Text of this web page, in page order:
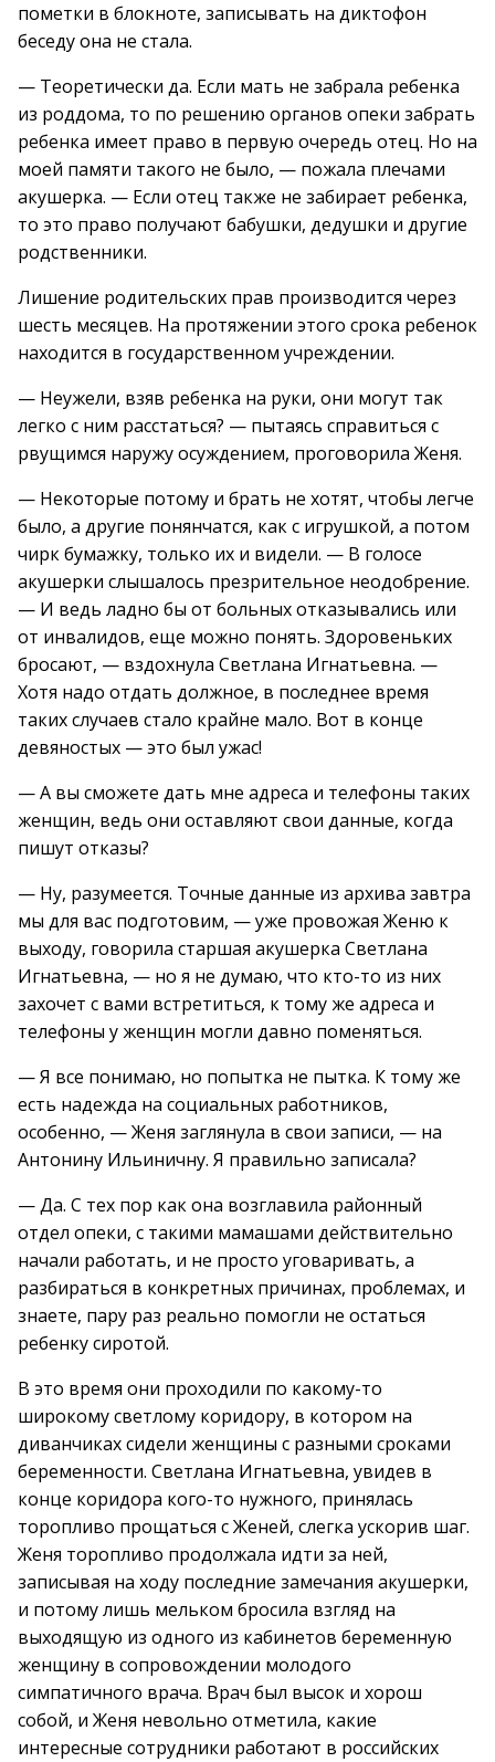
пометки в блокноте, записывать на диктофон
беседу она не стала.
— Теоретически да. Если мать не забрала ребенка
из роддома, то по решению органов опеки забрать
ребенка имеет право в первую очередь отец. Но на
моей памяти такого не было, — пожала плечами
акушерка. — Если отец также не забирает ребенка,
то это право получают бабушки, дедушки и другие
родственники.
Лишение родительских прав производится через
шесть месяцев. На протяжении этого срока ребенок
находится в государственном учреждении.
— Неужели, взяв ребенка на руки, они могут так
легко с ним расстаться? — пытаясь справиться с
рвущимся наружу осуждением, проговорила Женя.
— Некоторые потому и брать не хотят, чтобы легче
было, а другие понянчатся, как с игрушкой, а потом
чирк бумажку, только их и видели. — В голосе
акушерки слышалось презрительное неодобрение.
— И ведь ладно бы от больных отказывались или
от инвалидов, еще можно понять. Здоровеньких
бросают, — вздохнула Светлана Игнатьевна. —
Хотя надо отдать должное, в последнее время
таких случаев стало крайне мало. Вот в конце
девяностых — это был ужас!
— А вы сможете дать мне адреса и телефоны таких
женщин, ведь они оставляют свои данные, когда
пишут отказы?
— Ну, разумеется. Точные данные из архива завтра
мы для вас подготовим, — уже провожая Женю к
выходу, говорила старшая акушерка Светлана
Игнатьевна, — но я не думаю, что кто-то из них
захочет с вами встретиться, к тому же адреса и
телефоны у женщин могли давно поменяться.
— Я все понимаю, но попытка не пытка. К тому же
есть надежда на социальных работников,
особенно, — Женя заглянула в свои записи, — на
Антонину Ильиничну. Я правильно записала?
— Да. С тех пор как она возглавила районный
отдел опеки, с такими мамашами действительно
начали работать, и не просто уговаривать, а
разбираться в конкретных причинах, проблемах, и
знаете, пару раз реально помогли не остаться
ребенку сиротой.
В это время они проходили по какому-то
широкому светлому коридору, в котором на
диванчиках сидели женщины с разными сроками
беременности. Светлана Игнатьевна, увидев в
конце коридора кого-то нужного, принялась
торопливо прощаться с Женей, слегка ускорив шаг.
Женя торопливо продолжала идти за ней,
записывая на ходу последние замечания акушерки,
и потому лишь мельком бросила взгляд на
выходящую из одного из кабинетов беременную
женщину в сопровождении молодого
симпатичного врача. Врач был высок и хорош
собой, и Женя невольно отметила, какие
интересные сотрудники работают в российских